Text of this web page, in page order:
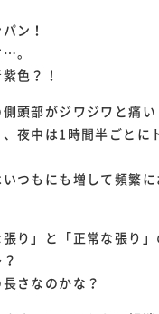
ン！
。
色？！
頭部がジワジワと痛
夜中は1時間半ごとに
つもにも増して頻繁
り」と「正常な張り
さなのかな？